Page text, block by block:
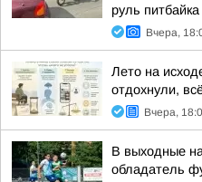
руль
Вчера,
Лето на
отдохнули,
Вчера,
В выходные
обладатель